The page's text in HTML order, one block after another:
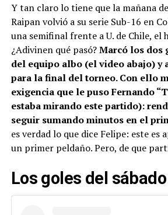
Y tan claro lo tiene que la mañana
Raipan volvió a su serie Sub-16 en
una semifinal frente a U. de Chile,
¿Adivinen qué pasó?Marcó los
del equipo albo (el video abajo) y
para la final del torneo. Con ello
exigencia que le puso Fernando
estaba mirando este partido):
seguir sumando minutos en el
es verdad lo que dice Felipe: este es
un primer peldaño. Pero, de que
Los goles del sábado